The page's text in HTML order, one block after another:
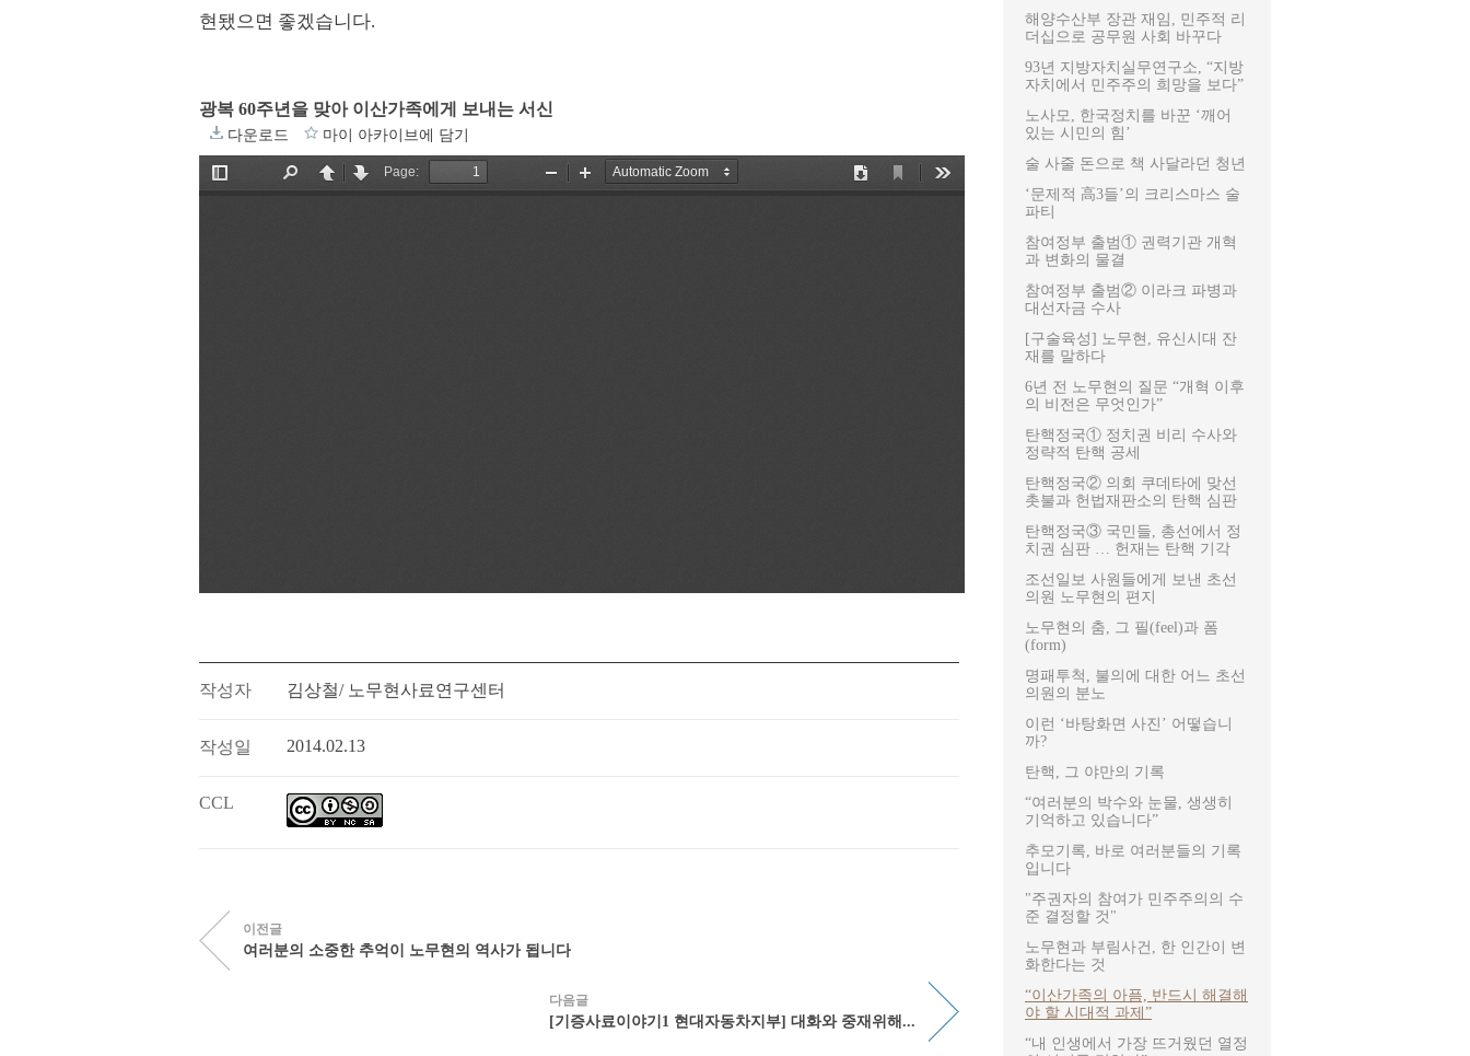
현됐으면 좋겠습니다.
광복 60주년을 맞아 이산가족에게 보내는 서신
다운로드 마이 아카이브에 담기
작성자 김상철/ 노무현사료연구센터
작성일 2014.02.13
CCL
이전글
여러분의 소중한 추억이 노무현의 역사가 됩니다
다음글
[기증사료이야기1 현대자동차지부] 대화와 중재위해...
해양수산부 장관 재임, 민주적 리
더십으로 공무원 사회 바꾸다
93년 지방자치실무연구소, “지방
자치에서 민주주의 희망을 보다”
노사모, 한국정치를 바꾼 ‘깨어
있는 시민의 힘’
술 사줄 돈으로 책 사달라던 청년
‘문제적 高3들’의 크리스마스 술
파티
참여정부 출범① 권력기관 개혁
과 변화의 물결
참여정부 출범② 이라크 파병과
대선자금 수사
[구술육성] 노무현, 유신시대 잔
재를 말하다
6년 전 노무현의 질문 “개혁 이후
의 비전은 무엇인가”
탄핵정국① 정치권 비리 수사와
정략적 탄핵 공세
탄핵정국② 의회 쿠데타에 맞선
촛불과 헌법재판소의 탄핵 심판
탄핵정국③ 국민들, 총선에서 정
치권 심판 … 헌재는 탄핵 기각
조선일보 사원들에게 보낸 초선
의원 노무현의 편지
노무현의 춤, 그 필(feel)과 폼
(form)
명패투척, 불의에 대한 어느 초선
의원의 분노
이런 ‘바탕화면 사진’ 어떻습니
까?
탄핵, 그 야만의 기록
“여러분의 박수와 눈물, 생생히
기억하고 있습니다”
추모기록, 바로 여러분들의 기록
입니다
"주권자의 참여가 민주주의의 수
준 결정할 것"
노무현과 부림사건, 한 인간이 변
화한다는 것
“이산가족의 아픔, 반드시 해결해
야 할 시대적 과제”
“내 인생에서 가장 뜨거웠던 열정